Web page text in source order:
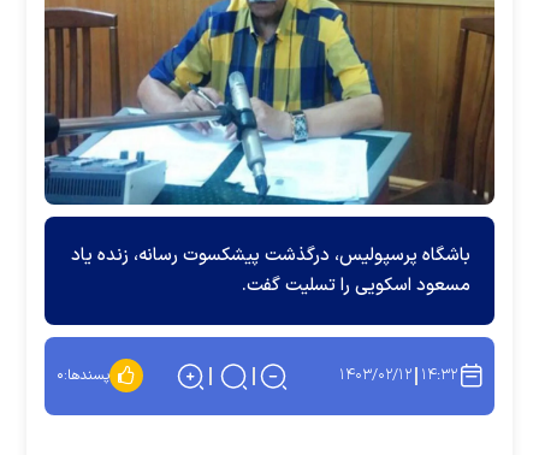
باشگاه پرسپولیس، درگذشت پیشکسوت رسانه، زنده یاد
مسعود اسکویی را تسلیت گفت.
۱۴:۳۲ ۱۴۰۳/۰۲/۱۲ پسندها:۰